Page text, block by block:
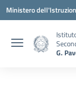
Vai ai contenuti
Vai al menu di
Vai al footer
Ministero
G.